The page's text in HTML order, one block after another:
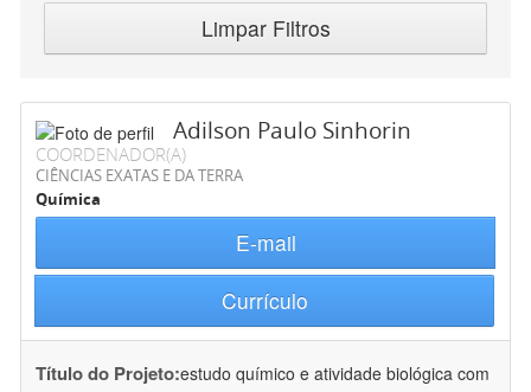
Limpar Filtros
Adilson Paulo Sinhorin
COORDENADOR(A)
CIÊNCIAS EXATAS E DA TERRA
Química
E-mail
Currículo
Título do Projeto:estudo químico e atividade biológica com